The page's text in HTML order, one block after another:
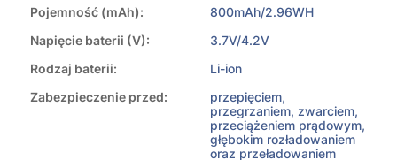
Pojemność (mAh):
800mAh/2.96WH
Napięcie baterii (V):
3.7V/4.2V
Rodzaj baterii:
Li-ion
Zabezpieczenie przed:
przepięciem,
przegrzaniem, zwarciem,
przeciążeniem prądowym,
głębokim rozładowaniem
oraz przeładowaniem